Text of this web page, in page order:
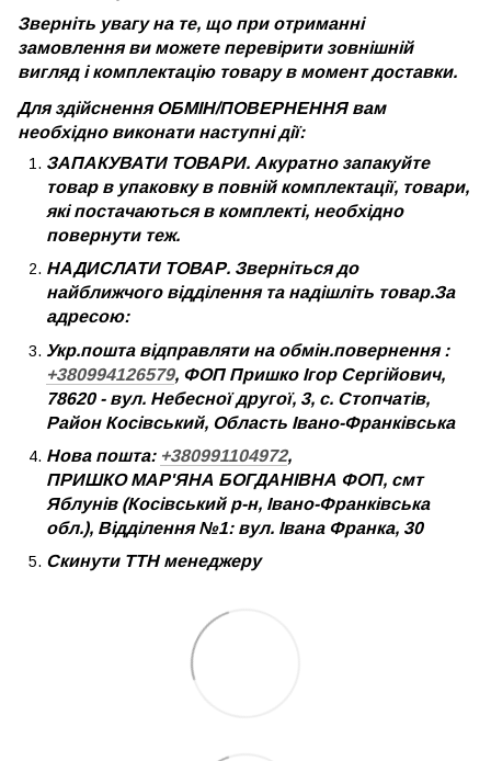
Зверніть увагу на те, що при отриманні
замовлення ви можете перевірити зовнішній
вигляд і комплектацію товару в момент доставки.
Для здійснення ОБМІН/ПОВЕРНЕННЯ вам
необхідно виконати наступні дії:
ЗАПАКУВАТИ ТОВАРИ. Акуратно запакуйте
товар в упаковку в повній комплектації, товари,
які постачаються в комплекті, необхідно
повернути теж.
НАДИСЛАТИ ТОВАР. Зверніться до
найближчого відділення та надішліть товар.За
адресою:
Укр.пошта відправляти на обмін.повернення :
+380994126579, ФОП Пришко Ігор Сергійович,
78620 - вул. Небесної другої, 3, с. Стопчатів,
Район Косівський, Область Івано-Франківська
Нова пошта: +380991104972,
ПРИШКО МАР'ЯНА БОГДАНІВНА ФОП, смт
Яблунів (Косівський р-н, Івано-Франківська
обл.), Відділення №1: вул. Івана Франка, 30
Скинути ТТН менеджеру